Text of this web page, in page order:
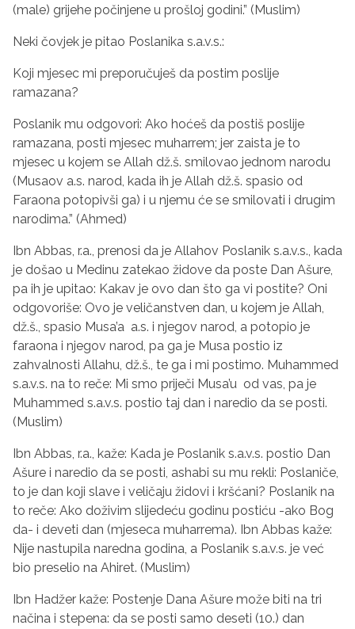
(male) grijehe počinjene u prošloj godini.” (Muslim)
Neki čovjek je pitao Poslanika s.a.v.s.:
Koji mjesec mi preporučuješ da postim poslije
ramazana?
Poslanik mu odgovori: Ako hoćeš da postiš poslije
ramazana, posti mjesec muharrem; jer zaista je to
mjesec u kojem se Allah dž.š. smilovao jednom narodu
(Musaov a.s. narod, kada ih je Allah dž.š. spasio od
Faraona potopivši ga) i u njemu će se smilovati i drugim
narodima.” (Ahmed)
Ibn Abbas, r.a., prenosi da je Allahov Poslanik s.a.v.s., kada
je došao u Medinu zatekao ‍židove da poste Dan Ašure,
pa ih je upitao: Kakav je ovo dan što ga vi postite? Oni
odgovoriše: Ovo je veličanstven dan, u kojem je Allah,
d‍ž.š., spasio Musa’a a.s. i njegov narod, a potopio je
faraona i njegov narod, pa ga je Musa postio iz
zahvalnosti Allahu, dž‍.š., te ga i mi postimo. Muhammed
s.a.v.s. na to reče: Mi smo priječi Musa’u od vas, pa je
Muhammed s.a.v.s. postio taj dan i naredio da se posti.
(Muslim)
Ibn Abbas, r.a., ka‍že: Kada je Poslanik s.a.v.s. postio Dan
Ašure i naredio da se posti, ashabi su mu rekli: Poslaniče,
to je dan koji slave i veličaju ž‍idovi i kršćani? Poslanik na
to reče: Ako dož‍ivim slijedeću godinu postiću -ako Bog
da- i deveti dan (mjeseca muharrema). Ibn Abbas ka‍že:
Nije nastupila naredna godina, a Poslanik s.a.v.s. je već
bio preselio na Ahiret. (Muslim)
Ibn Had‍žer kaž‍e: Postenje Dana Ašure mož‍e biti na tri
načina i stepena: da se posti samo deseti (10.) dan